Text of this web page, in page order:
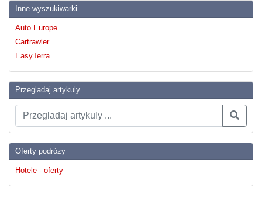
Inne wyszukiwarki
Auto Europe
Cartrawler
EasyTerra
Przegladaj artykuly
Oferty podrózy
Hotele - oferty